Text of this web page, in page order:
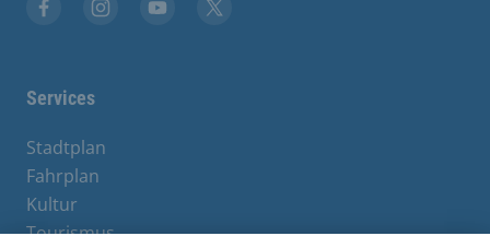
Services
Stadtplan
Fahrplan
Kultur
Tourismus